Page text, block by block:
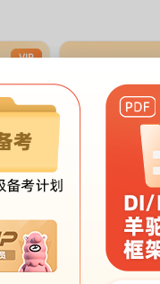
VIP
共22节
DI高频题高分作答示范，每个视频大约1分钟 RA“一句话”技巧